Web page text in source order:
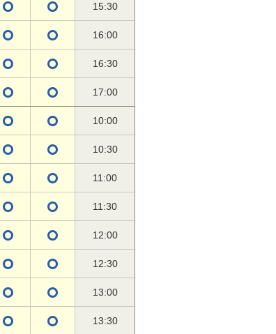
15:30
16:00
16:30
17:00
10:00
10:30
11:00
11:30
12:00
12:30
13:00
13:30